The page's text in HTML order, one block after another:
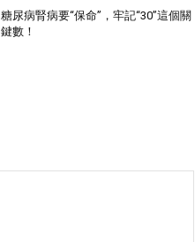
糖尿病腎病要“保命”，牢記“30”這個關
鍵數！